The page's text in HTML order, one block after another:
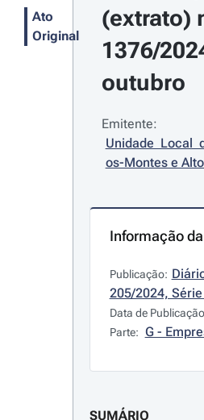
Ato
Original
(extrato)
1376/
outubro
Emitente:
Unidade Local
os-Montes e
Informação
Publicação:
205/2024,
Data de
Parte: G -
SUMÁRIO